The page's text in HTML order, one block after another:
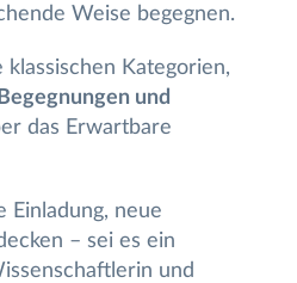
Weise begegnen.
Kategorien,
und
das Erwartbare
Einladung, neue
– sei es ein
und